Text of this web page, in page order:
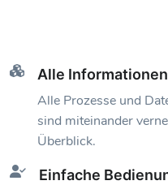
Alle
Alle Prozesse und
sind miteinander
Überblick.
Einfache